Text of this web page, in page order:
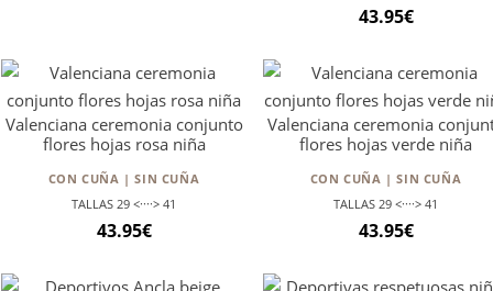
43.95€
Valenciana ceremonia conjunto
flores hojas rosa niña
CON CUÑA | SIN CUÑA
TALLAS 29 <····> 41
43.95€
Valenciana ceremonia
flores hojas verde niña
CON CUÑA | SIN CUÑA
TALLAS 29 <····> 41
43.95€